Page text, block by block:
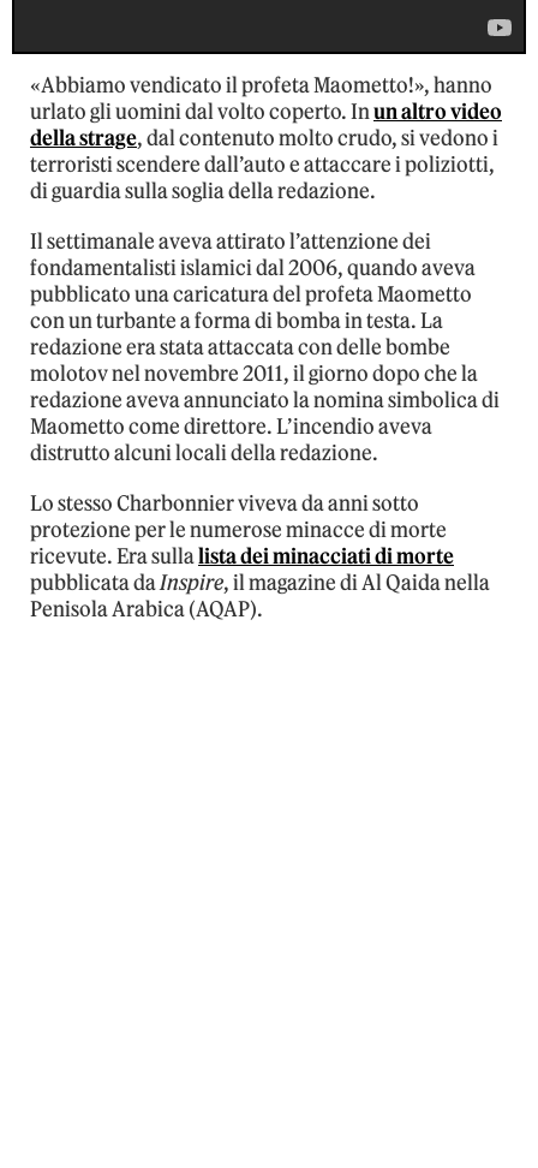
«Abbiamo vendicato il profeta Maometto!», hanno
urlato gli uomini dal volto coperto. Inun altro video
della strage, dal contenuto molto crudo, si vedono i
terroristi scendere dall’auto e attaccare i poliziotti,
di guardia sulla soglia della redazione.
Il settimanale aveva attirato l’attenzione dei
fondamentalisti islamici dal 2006, quando aveva
pubblicato una caricatura del profeta Maometto
con un turbante a forma di bomba in testa. La
redazione era stata attaccata con delle bombe
molotov nel novembre 2011, il giorno dopo che la
redazione aveva annunciato la nomina simbolica di
Maometto come direttore. L’incendio aveva
distrutto alcuni locali della redazione.
Lo stesso Charbonnier viveva da anni sotto
protezione per le numerose minacce di morte
ricevute. Era sullalista dei minacciati di morte
pubblicata daInspire, il magazine di Al Qaida nella
Penisola Arabica (AQAP).